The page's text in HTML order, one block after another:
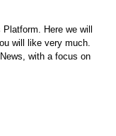
Here we will
will like very much.
with a focus on